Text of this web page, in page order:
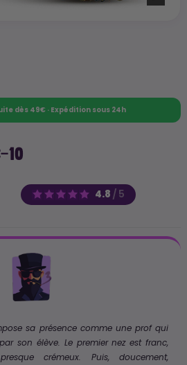
dès 49€ · Expédition sous 24h
10
4.8 / 5
sa présence comme une prof qui
son élève. Le premier nez est franc,
crémeux. Puis, doucement,